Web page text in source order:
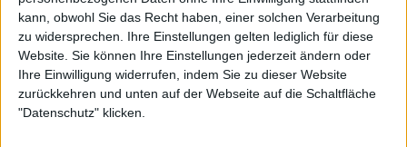
kann, obwohl Sie das Recht haben, einer solchen Verarbeitung
zu widersprechen. Ihre Einstellungen gelten lediglich für diese
Website. Sie können Ihre Einstellungen jederzeit ändern oder
Ihre Einwilligung widerrufen, indem Sie zu dieser Website
zurückkehren und unten auf der Webseite auf die Schaltfläche
"Datenschutz" klicken.